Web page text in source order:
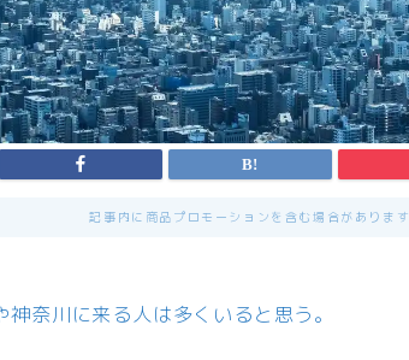
記事内に商品プロモーションを含む場合があります
奈川に来る人は多くいると思う。